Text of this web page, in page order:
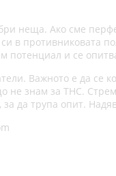
неща. Ако сме
в
и се
Важното е да се
не знам за ТНС.
да трупа опит.